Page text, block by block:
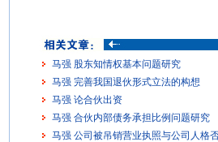
马强 股东知情权基本问题研究
马强 完善我国退伙形式立法的构想
马强 论合伙出资
马强 合伙内部债务承担比例问题研究
马强 公司被吊销营业执照与公司人格